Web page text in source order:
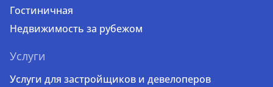
Гостиничная
Недвижимость за рубежом
Услуги
Услуги для застройщиков и девелоперов